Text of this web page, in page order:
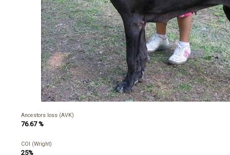
Ancestors loss (AVK)
76.67 %
COI (Wright)
25%